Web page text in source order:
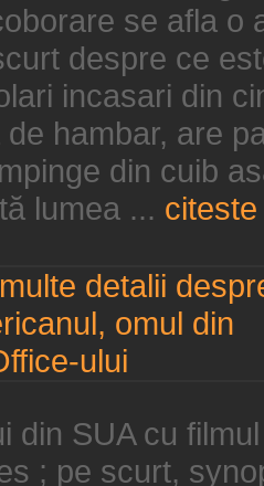
se afla o
despre ce
incasari din
hambar, are
din cuib
lumea ...
din SUA cu
; pe scurt,